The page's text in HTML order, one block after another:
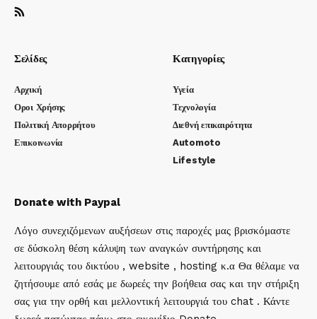
Σελίδες
Αρχική
Οροι Χρήσης
Πολιτική Απορρήτου
Επικοινωνία
Κατηγορίες
Υγεία
Τεχνολογία
Διεθνή επικαιρότητα
Automoto
Lifestyle
Donate with Paypal
Λόγο συνεχιζόμενων αυξήσεων στις παροχές μας βρισκόμαστε
σε δύσκολη θέση κάλυψη των αναγκών συντήρησης και
λειτουργιάς του δικτύου , website , hosting κ.α Θα θέλαμε να
ζητήσουμε από εσάς με δωρεές την βοήθεια σας και την στήριξη
σας για την ορθή και μελλοντική λειτουργιά του chat . Κάντε